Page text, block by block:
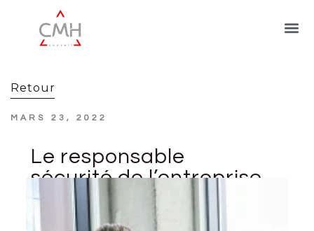
Retour
MARS 23, 2022
Le responsable
sécurité de l’entreprise
peut-il être élu au
CSE ?